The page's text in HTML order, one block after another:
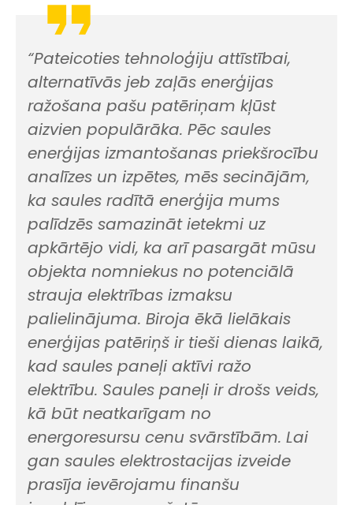
“Pateicoties tehnoloģiju attīstībai,
alternatīvās jeb zaļās enerģijas
ražošana pašu patēriņam kļūst
aizvien populārāka. Pēc saules
enerģijas izmantošanas priekšrocību
analīzes un izpētes, mēs secinājām,
ka saules radītā enerģija mums
palīdzēs samazināt ietekmi uz
apkārtējo vidi, ka arī pasargāt mūsu
objekta nomniekus no potenciālā
strauja elektrības izmaksu
palielinājuma. Biroja ēkā lielākais
enerģijas patēriņš ir tieši dienas laikā,
kad saules paneļi aktīvi ražo
elektrību. Saules paneļi ir drošs veids,
kā būt neatkarīgam no
energoresursu cenu svārstībām. Lai
gan saules elektrostacijas izveide
prasīja ievērojamu finanšu